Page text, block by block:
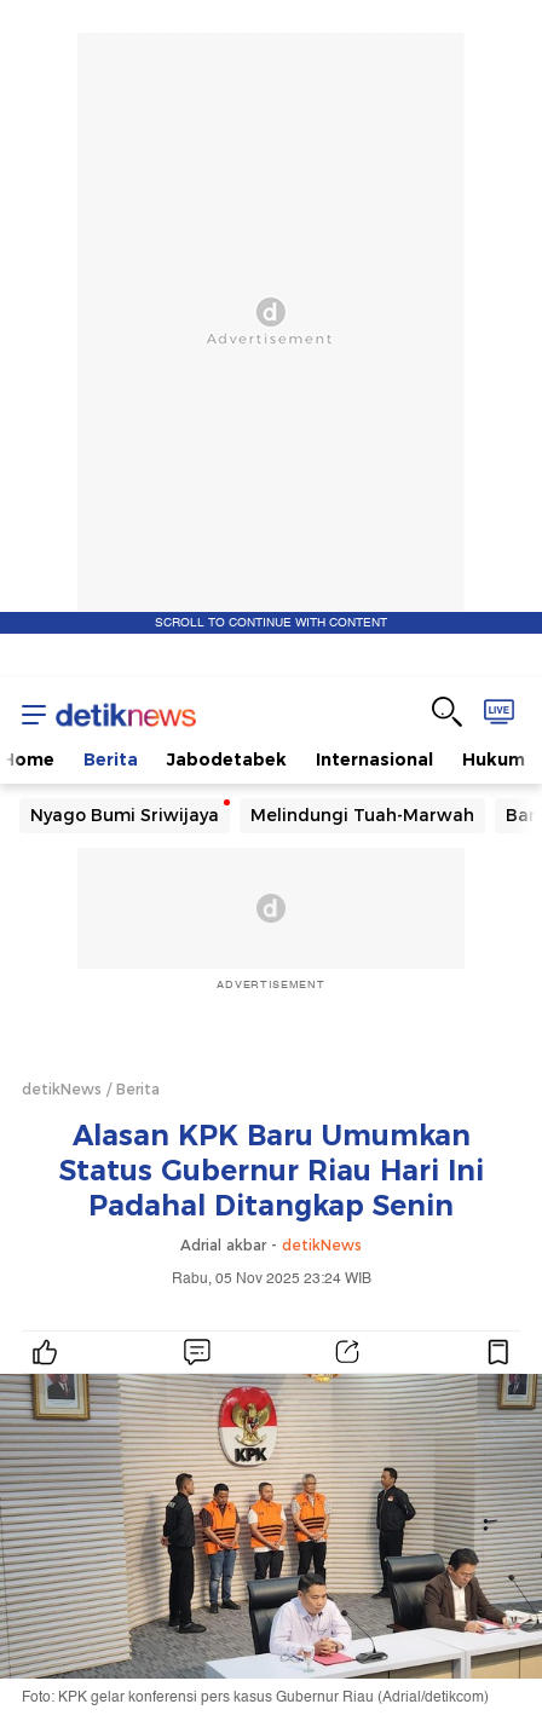
SCROLL TO CONTINUE WITH CONTENT
Home Berita Jabodetabek Internasional Hukum
Nyago Bumi Sriwijaya Melindungi Tuah-Marwah
ADVERTISEMENT
detikNews Berita
Alasan KPK Baru Umumkan
Status Gubernur Riau Hari Ini
Padahal Ditangkap Senin
Adrial akbar - detikNews
Rabu, 05 Nov 2025 23:24 WIB
Foto: KPK gelar konferensi pers kasus Gubernur Riau (Adrial/detikcom)